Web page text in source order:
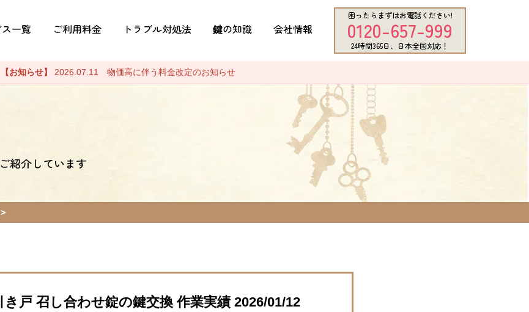
一覧 ご利用料金 トラブル対処法 鍵の知識 会社情報
困ったらまずはお電話ください!
0120-657-999
24時間365日、日本全国対応！
【お知らせ】 2026.07.11 物価高に伴う料金改定のお知らせ
紹介しています
戸 召し合わせ錠の鍵交換 作業実績 2026/01/12